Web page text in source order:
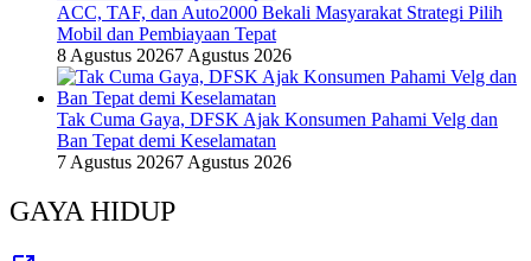
ACC, TAF, dan Auto2000 Bekali Masyarakat Strategi Pilih
Mobil dan Pembiayaan Tepat
8 Agustus 20267 Agustus 2026
Tak Cuma Gaya, DFSK Ajak Konsumen Pahami Velg dan
Ban Tepat demi Keselamatan
7 Agustus 20267 Agustus 2026
GAYA HIDUP